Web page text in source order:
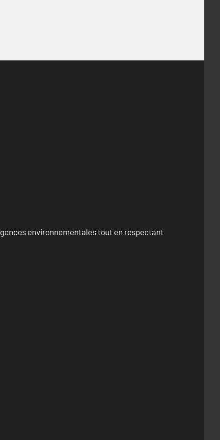
environnementales tout en respectant